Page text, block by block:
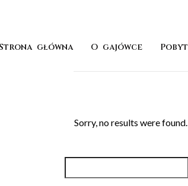
główna O gajówce Pobyt
Sorry, no results were found.